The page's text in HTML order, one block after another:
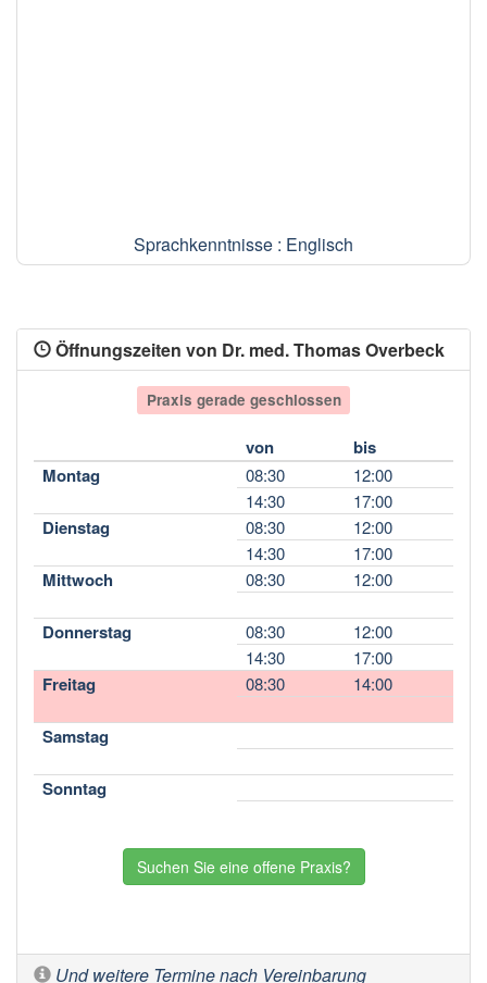
Sprachkenntnisse : Englisch
Öffnungszeiten von Dr. med. Thomas Overbeck
Praxis gerade geschlossen
von
bis
Montag
08:30
12:00
14:30
17:00
Dienstag 08:30
12:00
14:30
17:00
Mittwoch 08:30 12:00
Donnerstag 08:30
12:00
14:30
17:00
Freitag 08:30 14:00
Samstag
Sonntag
Suchen Sie eine offene Praxis?
Und weitere Termine nach Vereinbarung